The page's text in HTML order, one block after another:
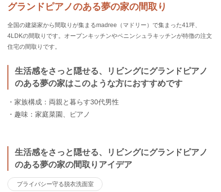
グランドピアノのある夢の家の間取り
全国の建築家から間取りが集まるmadree（マドリー）で集まった41坪、
4LDKの間取りです。オープンキッチンやペニンシュラキッチンが特徴の注文
住宅の間取りです。
生活感をさっと隠せる、リビングにグランドピアノ
のある夢の家はこのような方におすすめです
・家族構成：両親と暮らす30代男性
・趣味：家庭菜園、ピアノ
生活感をさっと隠せる、リビングにグランドピアノ
のある夢の家の間取りアイデア
プライバシー守る脱衣洗面室